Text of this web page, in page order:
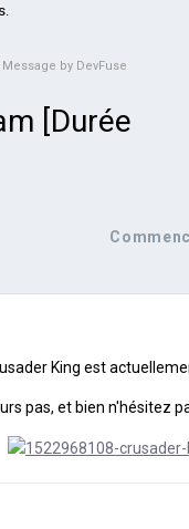
Message by DevFuse
[Durée
King est
pas, et bien n'hésitez